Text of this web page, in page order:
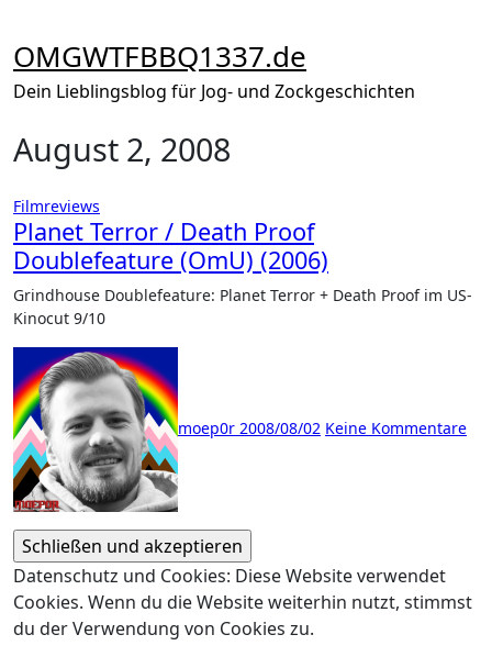
springen
OMGWTFBBQ1337.de
Dein Lieblingsblog für Jog- und Zockgeschichten
August 2, 2008
Filmreviews
Planet Terror / Death Proof
Doublefeature (OmU) (2006)
Grindhouse Doublefeature: Planet Terror + Death Proof im US-
Kinocut 9/10
moep0r 2008/08/02 Keine Kommentare
Datenschutz und Cookies: Diese Website verwendet
Cookies. Wenn du die Website weiterhin nutzt, stimmst
du der Verwendung von Cookies zu.